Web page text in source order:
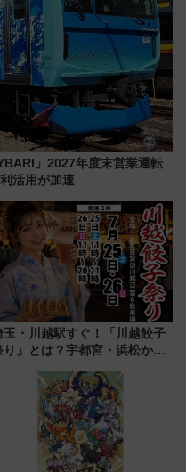
」2027年度末営業運転
活用が加速
玉・川越駅すぐ！「川越餃子
り」とは？宇都宮・浜松から
食べ比べ【7月25日・26日開